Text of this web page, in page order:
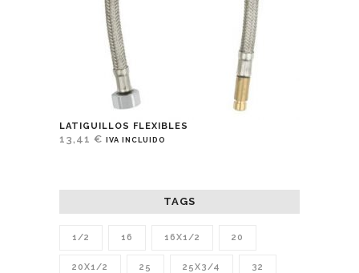
LATIGUILLOS FLEXIBLES
13,41 € IVA INCLUIDO
TAGS
1/2 16 16X1/2 20
20X1/2 25 25X3/4 32